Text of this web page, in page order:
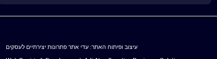
עיצוב ופיתוח האתר: עדי אתר פתרונות יצירתיים לעסקים